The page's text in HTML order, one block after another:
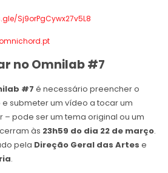
Sj9orPgCywx27v5L8
no Omnilab #7
#7 é necessário preencher o
submeter um vídeo a tocar um
– pode ser um tema original ou um
às 23h59 do dia 22 de março.
pela Direção Geral das Artes e
.